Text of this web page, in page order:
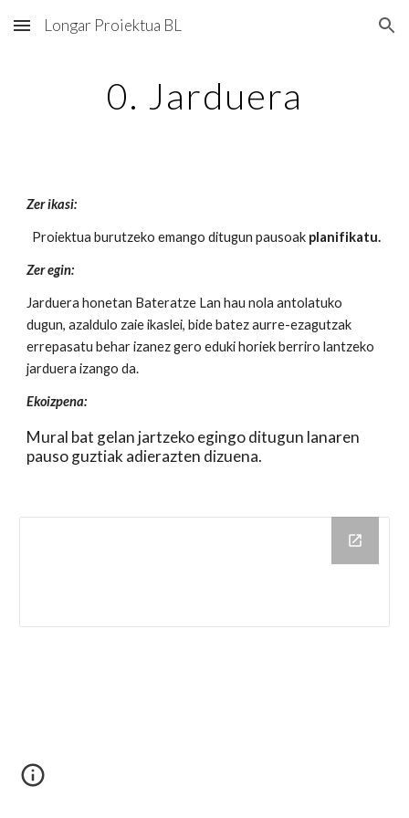
Skip to main content Skip to navigation
Longar Proiektua BL
0. Jarduera
Zer ikasi:
Proiektua burutzeko emango ditugun pausoak planifikatu.
Zer egin:
Jarduera honetan Bateratze Lan hau nola antolatuko
dugun, azaldulo zaie ikaslei, bide batez aurre-ezagutzak
errepasatu behar izanez gero eduki horiek berriro lantzeko
jarduera izango da.
Ekoizpena:
Mural bat gelan jartzeko egingo ditugun lanaren
pauso guztiak adierazten dizuena.